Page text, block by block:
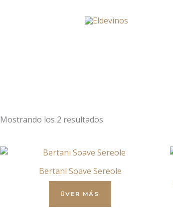
Mostrando los 2 resultados
Bertani Soave Sereole
VER MÁS